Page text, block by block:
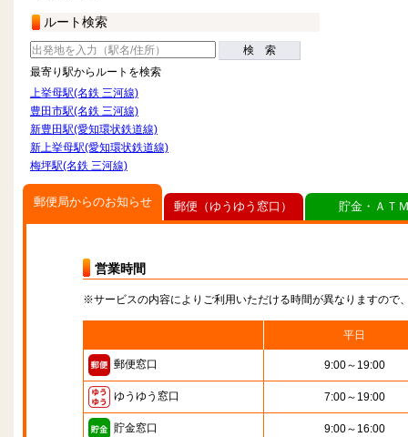
ルート検索
検 索
最寄り駅からルートを検索
上挙母駅(名鉄 三河線)
豊田市駅(名鉄 三河線)
新豊田駅(愛知環状鉄道線)
新上挙母駅(愛知環状鉄道線)
梅坪駅(名鉄 三河線)
郵便局からのお知らせ
営業時間
※サービスの内容によりご利用いただける時間が異なりますので
平日
郵便窓口 9:00～19:00
ゆうゆう窓口 7:00～19:00
貯金窓口 9:00～16:00
郵便（ゆうゆう窓口） 貯金・ＡＴ